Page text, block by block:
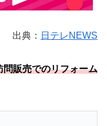
出典： 日テレNEWS
販売でのリフォーム